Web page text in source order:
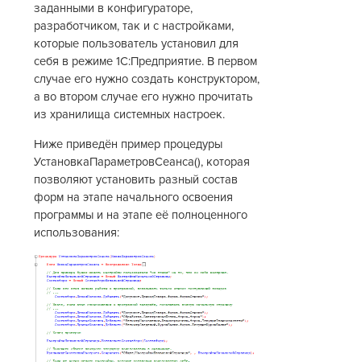
заданными в конфигураторе,
разработчиком, так и с настройками,
которые пользователь установил для
себя в режиме 1С:Предприятие. В первом
случае его нужно создать конструктором,
а во втором случае его нужно прочитать
из хранилища системных настроек.
Ниже приведён пример процедуры
УстановкаПараметровСеанса(), которая
позволяют установить разный состав
форм на этапе начального освоения
программы и на этапе её полноценного
использования: